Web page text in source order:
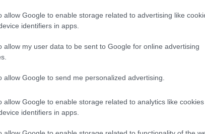
allow Google to enable storage related to advertising like
identifiers in apps.
allow my user data to be sent to Google for online advertising
allow Google to send me personalized advertising.
allow Google to enable storage related to analytics like cookies
identifiers in apps.
és elkeseredésükben ott próbálnak hatni rájuk,
rámutatott, hogy ha az óriásvállalatok a „business as
15 évben a tőzsdén jegyzett vállalatok befektetői
forintot fognak veszíteni. A kutatók felhívták rá a
az anyagi sikereik milyen nagy mértékben függenek az
az éttermek és a kiskereskedők bevételeinek jelentős
Elég csak egy kikötőre gondolni, ahol normális
a hurrikánok rendszeres tombolása.